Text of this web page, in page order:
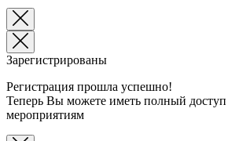
Зарегистрированы
Регистрация прошла успешно!
Теперь Вы можете иметь полный доступ
мероприятиям